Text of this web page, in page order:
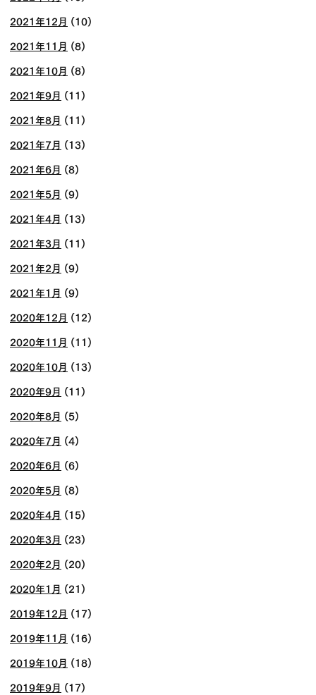
2021年12月 (10)
2021年11月 (8)
2021年10月 (8)
2021年9月 (11)
2021年8月 (11)
2021年7月 (13)
2021年6月 (8)
2021年5月 (9)
2021年4月 (13)
2021年3月 (11)
2021年2月 (9)
2021年1月 (9)
2020年12月 (12)
2020年11月 (11)
2020年10月 (13)
2020年9月 (11)
2020年8月 (5)
2020年7月 (4)
2020年6月 (6)
2020年5月 (8)
2020年4月 (15)
2020年3月 (23)
2020年2月 (20)
2020年1月 (21)
2019年12月 (17)
2019年11月 (16)
2019年10月 (18)
2019年9月 (17)